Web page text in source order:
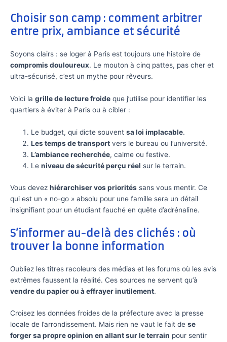
Choisir son camp : comment arbitrer
entre prix, ambiance et sécurité
Soyons clairs : se loger à Paris est toujours une histoire de
compromis douloureux. Le mouton à cinq pattes, pas cher et
ultra-sécurisé, c’est un mythe pour rêveurs.
Voici la grille de lecture froide que j’utilise pour identifier les
quartiers à éviter à Paris ou à cibler :
Le budget, qui dicte souventsa loi implacable.
Les temps de transport vers le bureau ou l’université.
L’ambiance recherchée, calme ou festive.
Leniveau de sécurité perçu réel sur le terrain.
Vous devez hiérarchiser vos priorités sans vous mentir. Ce
qui est un « no-go » absolu pour une famille sera un détail
insignifiant pour un étudiant fauché en quête d’adrénaline.
S’informer au-delà des clichés : où
trouver la bonne information
Oubliez les titres racoleurs des médias et les forums où les avis
extrêmes faussent la réalité. Ces sources ne servent qu’à
vendre du papier ou à effrayer inutilement.
Croisez les données froides de la préfecture avec la presse
locale de l’arrondissement. Mais rien ne vaut le fait de se
forger sa propre opinion en allant sur le terrain pour sentir